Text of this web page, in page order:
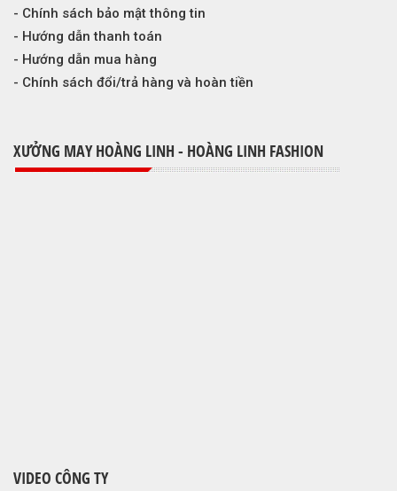
- Chính sách bảo mật thông tin
- Hướng dẫn thanh toán
- Hướng dẫn mua hàng
- Chính sách đổi/trả hàng và hoàn tiền
XƯỞNG MAY HOÀNG LINH - HOÀNG LINH FASHION
VIDEO CÔNG TY